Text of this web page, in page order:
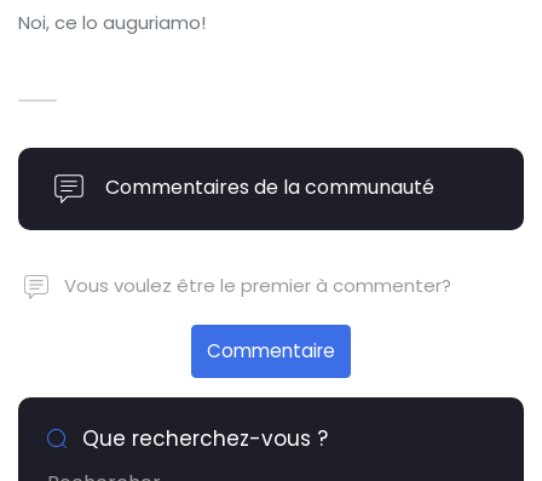
Noi, ce lo auguriamo!
Commentaires de la communauté
Vous voulez être le premier à commenter?
Commentaire
Que recherchez-vous ?